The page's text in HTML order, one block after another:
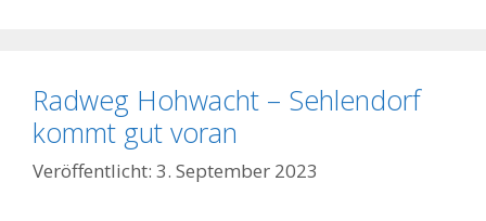
Radweg Hohwacht – Sehlendorf
kommt gut voran
3. September 2023